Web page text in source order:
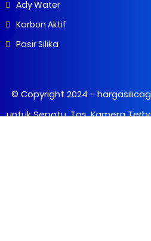
Ady Water
Karbon Aktif
Pasir Silika
© Copyright 2024 -
untuk Sepatu, Tas, Kamera